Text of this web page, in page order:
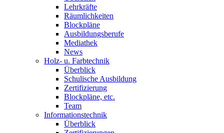
Lehrkräfte
Räumlichkeiten
Blockpläne
Ausbildungsberufe
Mediathek
News
Holz- u. Farbtechnik
Überblick
Schulische Ausbildung
Zertifizierung
Blockpläne, etc.
Team
Informationstechnik
Überblick